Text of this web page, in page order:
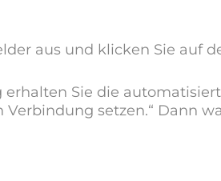
aus und klicken Sie auf
Sie die
setzen.“ Dann